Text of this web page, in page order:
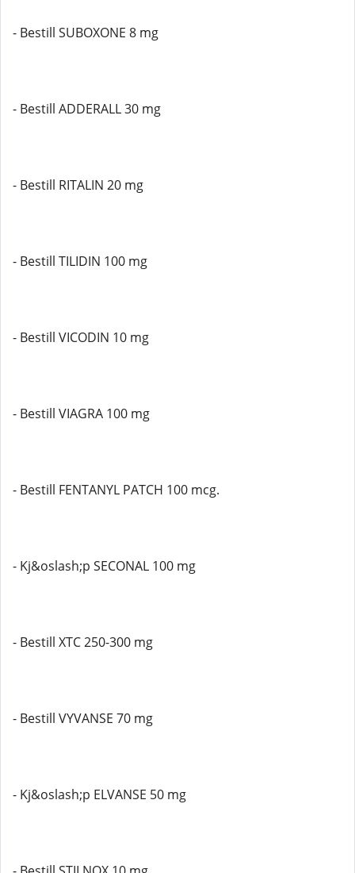
- Bestill SUBOXONE 8 mg
- Bestill ADDERALL 30 mg
- Bestill RITALIN 20 mg
- Bestill TILIDIN 100 mg
- Bestill VICODIN 10 mg
- Bestill VIAGRA 100 mg
- Bestill FENTANYL PATCH 100 mcg.
- Kj&oslash;p SECONAL 100 mg
- Bestill XTC 250-300 mg
- Bestill VYVANSE 70 mg
- Kj&oslash;p ELVANSE 50 mg